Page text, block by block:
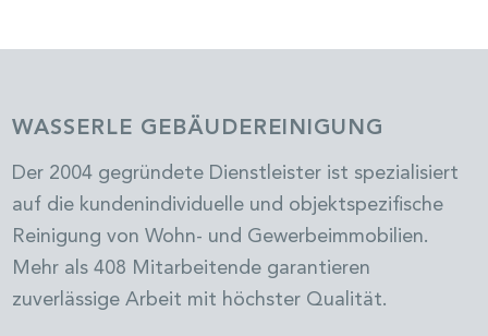
WASSERLE GEBÄUDEREINIGUNG
Der 2004 gegründete Dienstleister ist spezialisiert
auf die kundenindividuelle und objektspezifische
Reinigung von Wohn- und Gewerbeimmobilien.
Mehr als 408 Mitarbeitende garantieren
zuverlässige Arbeit mit höchster Qualität.